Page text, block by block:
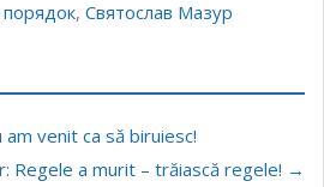
, Святослав Мазур
venit ca să biruiesc!
Regele a murit – trăiască regele! →